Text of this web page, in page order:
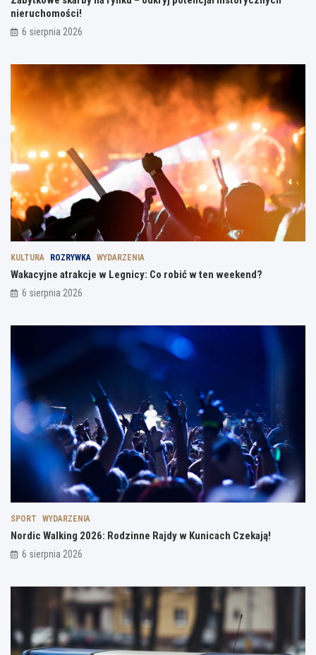
nieruchomości!
6 sierpnia 2026
KULTURA ROZRYWKA WYDARZENIA
Wakacyjne atrakcje w Legnicy: Co robić w ten weekend?
6 sierpnia 2026
SPORT WYDARZENIA
Nordic Walking 2026: Rodzinne Rajdy w Kunicach Czekają!
6 sierpnia 2026